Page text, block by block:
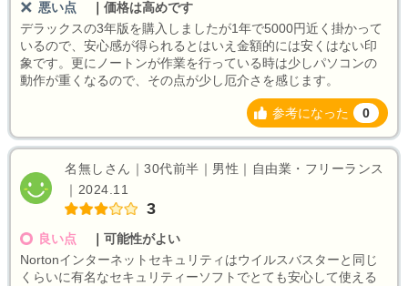
悪い点
価格は高めです
デラックスの3年版を購入しましたが1年で5000円近く掛かって
いるので、安心感が得られるとはいえ金額的には安くはない印
象です。更にノートンが作業を行っている時は少しパソコンの
動作が重くなるので、その点が少し厄介さを感じます。
参考になった 0
名無しさん｜30代前半｜男性｜自由業・フリーランス
｜2024.11
3
良い点
可能性がよい
Nortonインターネットセキュリティはウイルスバスターと同じ
くらいに有名なセキュリティーソフトでとても安心して使える